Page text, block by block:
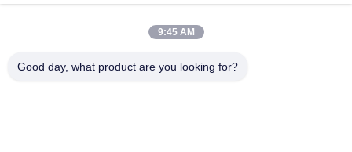
Máy cưa vòng gỗ CS1225B, Máy cưa dây CNC 18 inch
MJ223A MJ224C MJ224D Máy cưa vòng dây chế biến gỗ Đồ
9:45 AM
Good day, what product are you looking for?